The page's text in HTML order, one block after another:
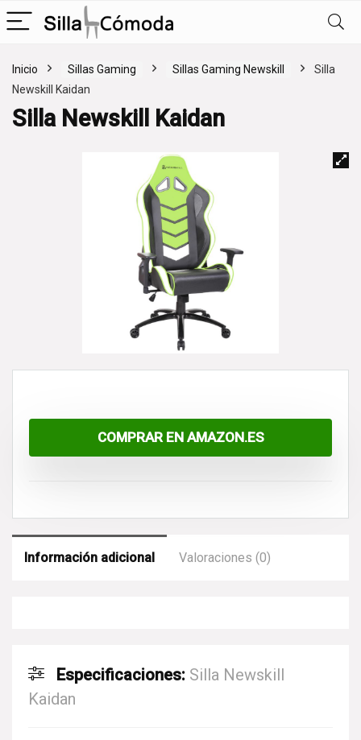
Inicio Sillas Gaming Sillas Gaming Newskill
Silla
Newskill Kaidan
Silla Newskill Kaidan
COMPRAR EN AMAZON.ES
Información adicional Valoraciones (0)
Especificaciones: Silla Newskill
Kaidan